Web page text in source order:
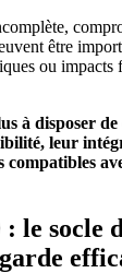
être
ou impacts
à disposer de
leur
le socle